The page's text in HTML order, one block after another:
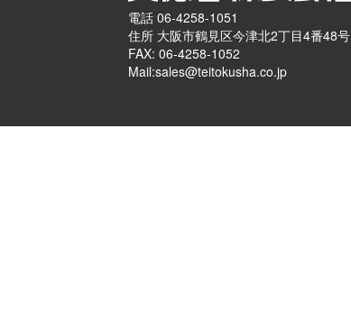
電話 06-4258-1051
住所 大阪市鶴見区今津北2丁目4番48号
FAX: 06-4258-1052
Mail:sales@teitokusha.co.jp